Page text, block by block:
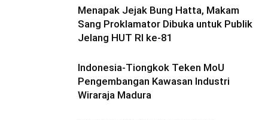
Menapak Jejak Bung Hatta, Makam
Sang Proklamator Dibuka untuk Publik
Jelang HUT RI ke-81
Indonesia-Tiongkok Teken MoU
Pengembangan Kawasan Industri
Wiraraja Madura